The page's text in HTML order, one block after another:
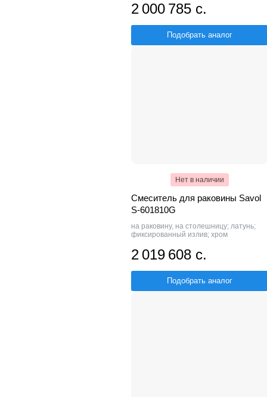
2 000 785 с.
Подобрать аналог
Нет в наличии
Смеситель для раковины Savol
S-601810G
на раковину, на столешницу; латунь;
фиксированный излив; хром
2 019 608 с.
Подобрать аналог